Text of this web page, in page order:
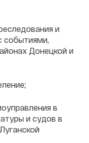
и
событиями,
Донецкой и
в
и судов в